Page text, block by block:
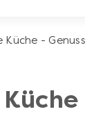
Küche -